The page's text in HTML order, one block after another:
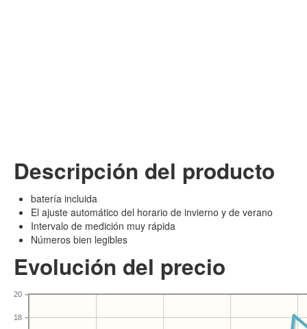
Descripción del producto
batería incluida
El ajuste automático del horario de invierno y de verano
Intervalo de medición muy rápida
Números bien legibles
Evolución del precio
18
20